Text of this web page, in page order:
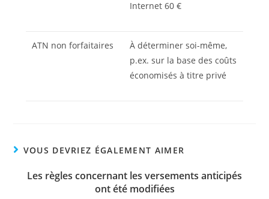
Internet 60 €
ATN non forfaitaires
À déterminer soi-même,
p.ex. sur la base des coûts
économisés à titre privé
VOUS DEVRIEZ ÉGALEMENT AIMER
Les règles concernant les versements anticipés
ont été modifiées